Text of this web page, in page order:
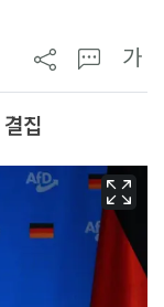
가
집